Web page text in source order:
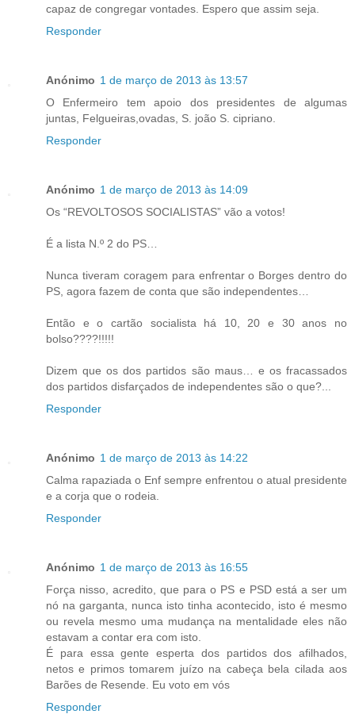
capaz de congregar vontades. Espero que assim seja.
Responder
Anónimo 1 de março de 2013 às 13:57
O Enfermeiro tem apoio dos presidentes de algumas
juntas, Felgueiras,ovadas, S. joão S. cipriano.
Responder
Anónimo 1 de março de 2013 às 14:09
Os “REVOLTOSOS SOCIALISTAS” vão a votos!
É a lista N.º 2 do PS…
Nunca tiveram coragem para enfrentar o Borges dentro do
PS, agora fazem de conta que são independentes…
Então e o cartão socialista há 10, 20 e 30 anos no
bolso????!!!!!
Dizem que os dos partidos são maus… e os fracassados
dos partidos disfarçados de independentes são o que?...
Responder
Anónimo 1 de março de 2013 às 14:22
Calma rapaziada o Enf sempre enfrentou o atual presidente
e a corja que o rodeia.
Responder
Anónimo 1 de março de 2013 às 16:55
Força nisso, acredito, que para o PS e PSD está a ser um
nó na garganta, nunca isto tinha acontecido, isto é mesmo
ou revela mesmo uma mudança na mentalidade eles não
estavam a contar era com isto.
É para essa gente esperta dos partidos dos afilhados,
netos e primos tomarem juízo na cabeça bela cilada aos
Barões de Resende. Eu voto em vós
Responder